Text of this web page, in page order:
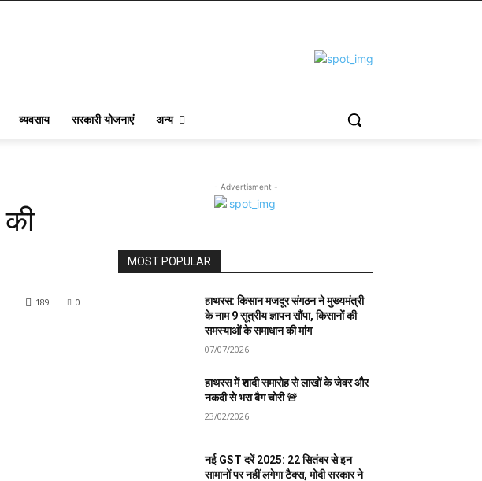
व्यवसाय सरकारी योजनाएं अन्य
0
189
- Advertisment -
MOST POPULAR
हाथरस: किसान मजदूर संगठन ने मुख्यमंत्री
के नाम 9 सूत्रीय ज्ञापन सौंपा, किसानों की
समस्याओं के समाधान की मांग
07/07/2026
हाथरस में शादी समारोह से लाखों के जेवर और
नकदी से भरा बैग चोरी 🚨
23/02/2026
नई GST दरें 2025: 22 सितंबर से इन
सामानों पर नहीं लगेगा टैक्स, मोदी सरकार ने